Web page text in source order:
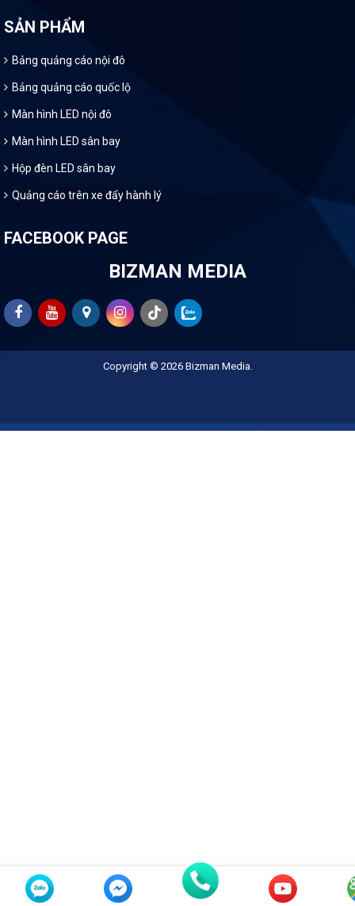
SẢN PHẨM
Bảng quảng cáo nội đô
Bảng quảng cáo quốc lộ
Màn hình LED nội đô
Màn hình LED sân bay
Hộp đèn LED sân bay
Quảng cáo trên xe đẩy hành lý
FACEBOOK PAGE
BIZMAN MEDIA
Copyright © 2026 Bizman Media